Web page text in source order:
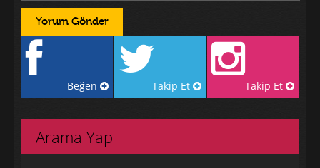
Beğen Takip Et Takip Et
Arama Yap